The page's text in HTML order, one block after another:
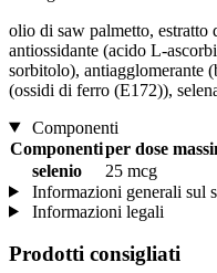
olio di saw palmetto, estratto
antiossidante (acido L-
sorbitolo), antiagglomerante
(ossidi di ferro (E172)),
Componenti
Componentiper dose
selenio
25 mcg
Informazioni generali sul
Informazioni legali
Prodotti consigliati